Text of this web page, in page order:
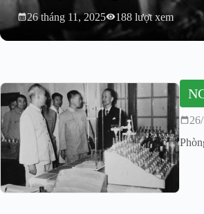
26 tháng 11, 2025 188 lượt xem